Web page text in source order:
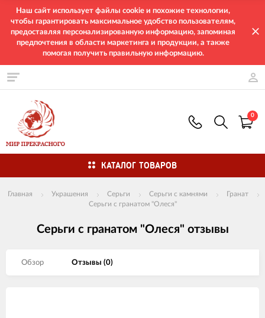
Наш сайт использует файлы cookie и похожие технологии,
чтобы гарантировать максимальное удобство пользователям,
предоставляя персонализированную информацию, запоминая
предпочтения в области маркетинга и продукции, а также
помогая получить правильную информацию.
0
КАТАЛОГ ТОВАРОВ
Главная Украшения Серьги Серьги с камнями
Гранат
Серьги с гранатом "Олеся"
Серьги с гранатом "Олеся" отзывы
Обзор Отзывы (0)